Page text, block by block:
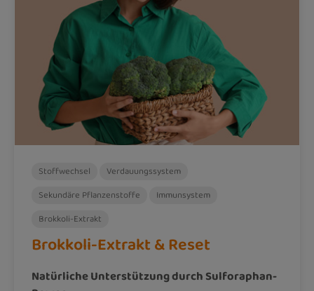
Stoffwechsel
Verdauungssystem
Sekundäre Pflanzenstoffe
Immunsystem
Brokkoli-Extrakt
Brokkoli-Extrakt & Reset
Natürliche Unterstützung durch Sulforaphan-